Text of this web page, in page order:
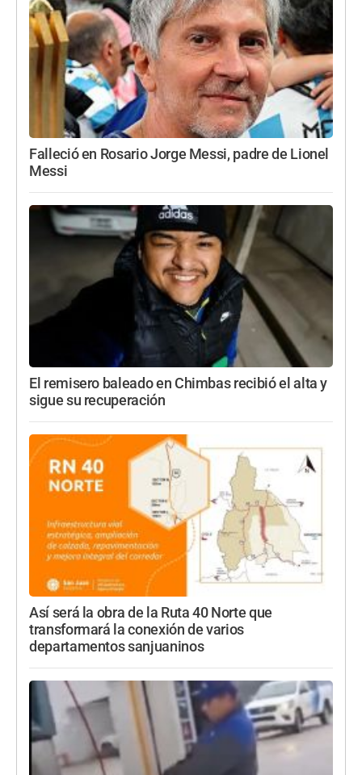
Falleció en Rosario Jorge Messi, padre de Lionel
Messi
El remisero baleado en Chimbas recibió el alta y
sigue su recuperación
Así será la obra de la Ruta 40 Norte que
transformará la conexión de varios
departamentos sanjuaninos